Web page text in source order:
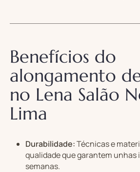
Benefícios do
alongamento
no Lena Salão
Lima
Durabilidade:Técnicas e
qualidade que garantem unhas
semanas.